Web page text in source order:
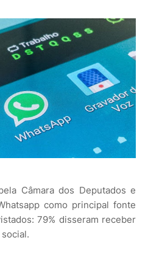
Câmara dos Deputados e
como principal fonte
79% disseram receber